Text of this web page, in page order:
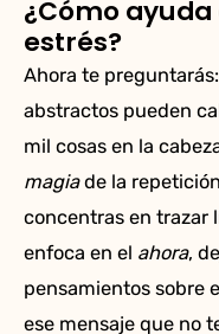
¿Cómo
estrés?
Ahora te
abstractos pueden
mil cosas en la
magiade la
concentras en trazar
enfoca en el ahora,
pensamientos sobre
ese mensaje que no